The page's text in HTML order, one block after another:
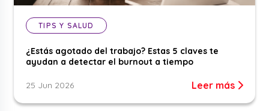
TIPS Y SALUD
¿Estás agotado del trabajo? Estas 5 claves te
ayudan a detectar el burnout a tiempo
25 Jun 2026 Leer más